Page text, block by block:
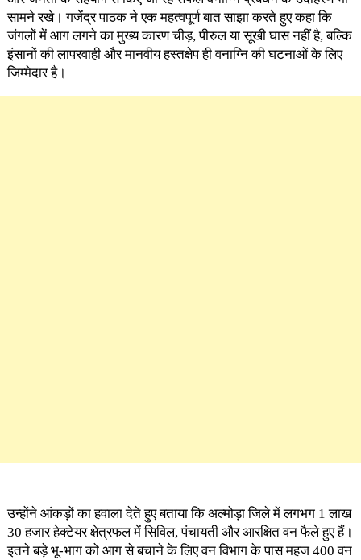
सामने रखे। गजेंद्र पाठक ने एक महत्वपूर्ण बात साझा करते हुए कहा कि
जंगलों में आग लगने का मुख्य कारण चीड़, पीरुल या सूखी घास नहीं है, बल्कि
इंसानों की लापरवाही और मानवीय हस्तक्षेप ही वनाग्नि की घटनाओं के लिए
जिम्मेदार है।
उन्होंने आंकड़ों का हवाला देते हुए बताया कि अल्मोड़ा जिले में लगभग 1 लाख
30 हजार हेक्टेयर क्षेत्रफल में सिविल, पंचायती और आरक्षित वन फैले हुए हैं।
इतने बड़े भू-भाग को आग से बचाने के लिए वन विभाग के पास महज 400 वन